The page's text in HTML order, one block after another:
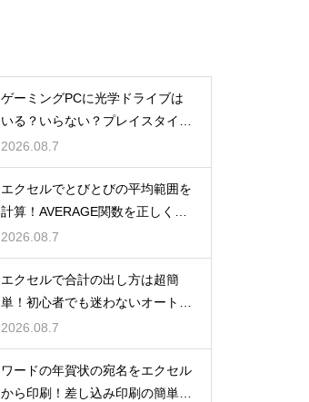
ゲーミングPCに光学ドライブは
いる？いらない？プレイスタイル
で判断
2026.08.7
エクセルでとびとびの平均範囲を
計算！AVERAGE関数を正しく使
うコツ
2026.08.7
エクセルで合計の出し方は超簡
単！初心者でも迷わないオートS
UM術！
2026.08.7
ワードの年賀状の宛名をエクセル
から印刷！差し込み印刷の簡単手